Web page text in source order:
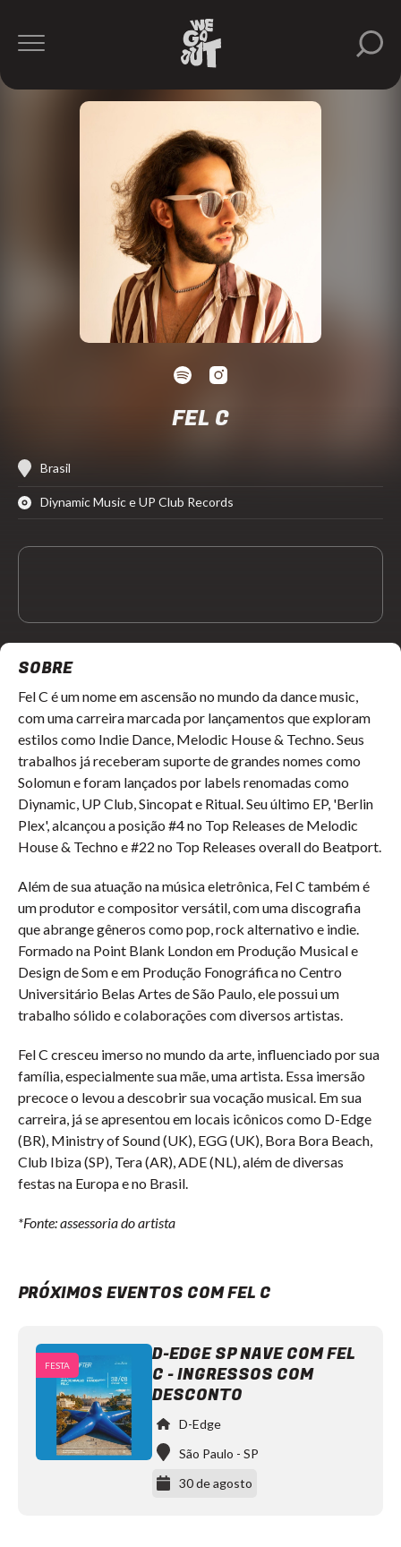
FEL C
Brasil
Diynamic Music e UP Club Records
SOBRE
Fel C é um nome em ascensão no mundo da dance music,
com uma carreira marcada por lançamentos que exploram
estilos como Indie Dance, Melodic House & Techno. Seus
trabalhos já receberam suporte de grandes nomes como
Solomun e foram lançados por labels renomadas como
Diynamic, UP Club, Sincopat e Ritual. Seu último EP, 'Berlin
Plex', alcançou a posição #4 no Top Releases de Melodic
House & Techno e #22 no Top Releases overall do Beatport.
Além de sua atuação na música eletrônica, Fel C também é
um produtor e compositor versátil, com uma discografia
que abrange gêneros como pop, rock alternativo e indie.
Formado na Point Blank London em Produção Musical e
Design de Som e em Produção Fonográfica no Centro
Universitário Belas Artes de São Paulo, ele possui um
trabalho sólido e colaborações com diversos artistas.
Fel C cresceu imerso no mundo da arte, influenciado por sua
família, especialmente sua mãe, uma artista. Essa imersão
precoce o levou a descobrir sua vocação musical. Em sua
carreira, já se apresentou em locais icônicos como D-Edge
(BR), Ministry of Sound (UK), EGG (UK), Bora Bora Beach,
Club Ibiza (SP), Tera (AR), ADE (NL), além de diversas
festas na Europa e no Brasil.
*Fonte: assessoria do artista
PRÓXIMOS EVENTOS COM FEL C
FESTA
D-EDGE SP NAVE COM FEL
C - INGRESSOS COM
DESCONTO
D-Edge
São Paulo - SP
30 de agosto